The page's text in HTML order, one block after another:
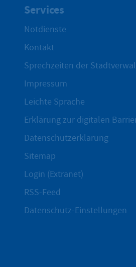
Services
Notdienste
Kontakt
Sprechzeiten der
Impressum
Leichte Sprache
Erklärung zur digitalen
Datenschutzerklärung
Sitemap
Login (Extranet)
RSS-Feed
Datenschutz-Einstellungen